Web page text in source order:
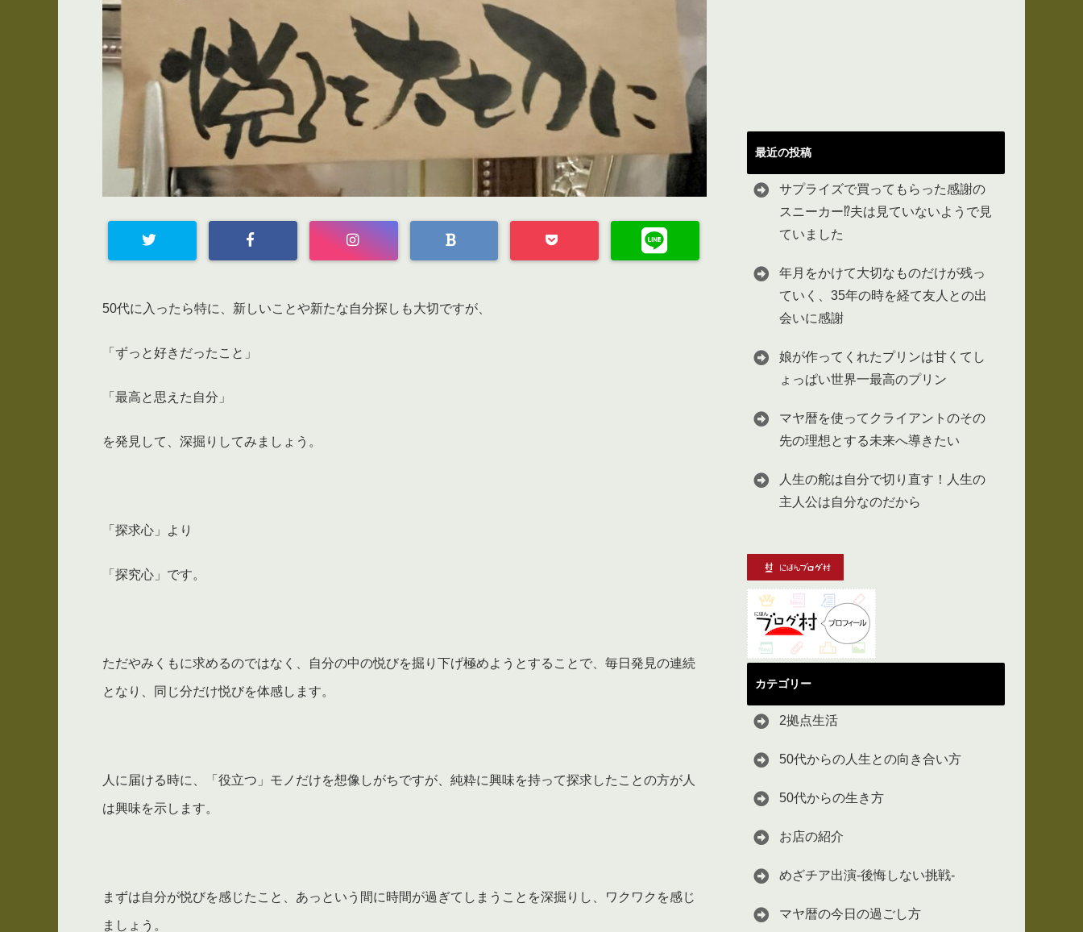
50代に入ったら特に、新しいことや新たな自分探しも大切ですが、
「ずっと好きだったこと」
「最高と思えた自分」
を発見して、深掘りしてみましょう。
「探求心」より
「探究心」です。
ただやみくもに求めるのではなく、自分の中の悦びを掘り下げ極めようとすることで、毎日発見の連続
となり、同じ分だけ悦びを体感します。
人に届ける時に、「役立つ」モノだけを想像しがちですが、純粋に興味を持って探求したことの方が人
は興味を示します。
まずは自分が悦びを感じたこと、あっという間に時間が過ぎてしまうことを深掘りし、ワクワクを感じ
ましょう。
最近の投稿
サプライズで買ってもらった感謝の
スニーカー⁉︎夫は見ていないようで見
ていました
年月をかけて大切なものだけが残っ
ていく、35年の時を経て友人との出
会いに感謝
娘が作ってくれたプリンは甘くてし
ょっぱい世界一最高のプリン
マヤ暦を使ってクライアントのその
先の理想とする未来へ導きたい
人生の舵は自分で切り直す！人生の
主人公は自分なのだから
カテゴリー
2拠点生活
50代からの人生との向き合い方
50代からの生き方
お店の紹介
めざチア出演-後悔しない挑戦-
マヤ暦の今日の過ごし方